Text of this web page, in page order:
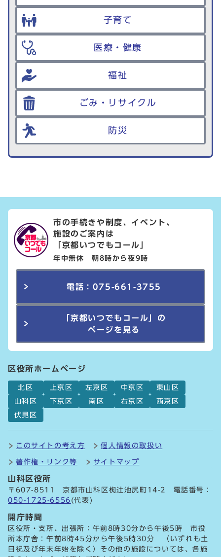
子育て
医療・健康
福祉
ごみ・リサイクル
防災
市の手続きや制度、イベント、
施設のご案内は
「京都いつでもコール」
年中無休 朝8時から夜9時
電話：075-661-3755
「京都いつでもコール」の
ページを見る
区役所ホームページ
北区 上京区 左京区 中京区
東山区
山科区
下京区 南区 右京区
西京区
伏見区
このサイトの考え方 個人情報の取扱い
著作権・リンク等 サイトマップ
山科区役所
〒607-8511 京都市山科区椥辻池尻町14-2 電話番号：
050-1725-6556 (代表)
開庁時間
区役所・支所、出張所：午前8時30分から午後5時 市役
所本庁舎：午前8時45分から午後5時30分 （いずれも土
日祝及び年末年始を除く）その他の施設については、各施